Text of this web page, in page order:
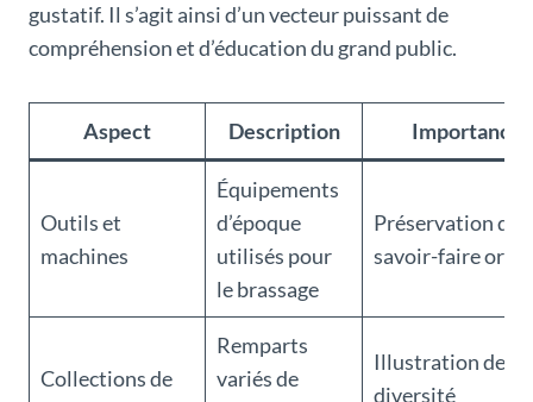
gustatif. Il s’agit ainsi d’un vecteur puissant de
compréhension et d’éducation du grand public.
Aspect Description Importance
Outils et
machines
Équipements
d’époque
utilisés pour
le brassage
Préservation du
savoir-faire
Collections de
Remparts
variés de
Illustration de la
diversité